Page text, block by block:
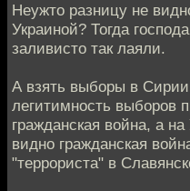
Неужто разницу не
Украиной? Тогда
заливисто так лаяли.
А взять выборы в
легитимность выборов
гражданская война, а
видно гражданская
"террориста" в